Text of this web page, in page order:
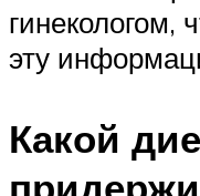
гинекологом,
эту
Какой